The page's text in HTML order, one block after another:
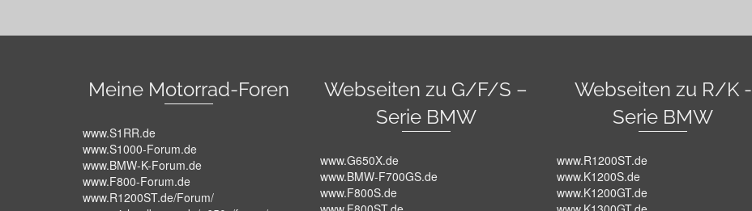
Meine Motorrad-Foren
www.S1RR.de
www.S1000-Forum.de
www.BMW-K-Forum.de
www.F800-Forum.de
www.R1200ST.de/Forum/
Webseiten zu G/F/S –
Serie BMW
www.G650X.de
www.BMW-F700GS.de
www.F800S.de
Webseiten zu R/K -
Serie BMW
www.R1200ST.de
www.K1200S.de
www.K1200GT.de